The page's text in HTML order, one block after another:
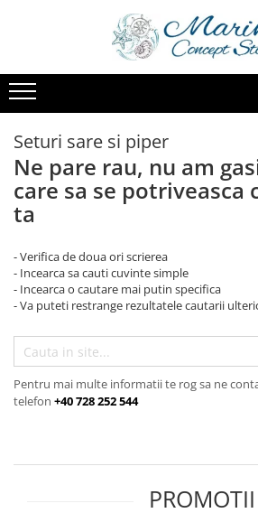
Decoratiuni
Tavi si platouri
Suporturi si individualuri
Boluri
Ceainice si recipiente
Farfurii
Textile
Accesorii
Suporturi Prosoape
Oglinzi
Mese
Cuiere
Opritoare de usa - curent
Perne decorative
Veioze
Vaze si boluri
Rame foto
Oglinzi
Ceramica
Plase de pescuit
Casute de plaja
Far de coasta
Ancore, timone, colaci de salvare
Figurine
Pesti
Decoratiuni care se agata
Genti
Accesorii pentru birou
Breloc
Card Clips
Melci si scoici
Sepci si caciuli
Seturi sare si piper
Ne pare rau, nu am
care sa se potriveasca
ta
- Verifica de doua ori scrierea
- Incearca sa cauti cuvinte simple
- Incearca o cautare mai putin specifica
- Va puteti restrange rezultatele cautarii
Pentru mai multe informatii te rog sa ne
telefon +40 728 252 544
PROMOTII